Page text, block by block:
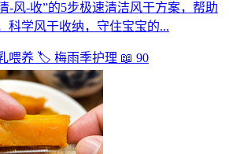
-风-收”的5步极速清洁风干方案，帮助
科学风干收纳，守住宝宝的...
喂养 🏷️ 梅雨季护理 📖 90